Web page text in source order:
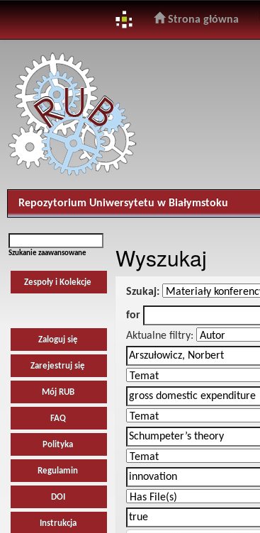
navigation
Strona główna
Repozytorium Uniwersytetu w Białymstoku
Szukanie zaawansowane
Zespoły i Kolekcje
Zaloguj się
Zarejestruj się
Mój RUB
FAQ
Polityka
Regulamin
DOI
Instrukcja
Wyszukaj
Szukaj:
for
Aktualne filtry: